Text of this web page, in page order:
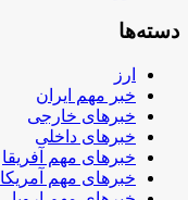
دسته‌ها
ارز
خبر مهم ایران
خبرهای خارجی
خبرهای داخلی
خبرهای مهم آفریقا
خبرهای مهم آمریکا